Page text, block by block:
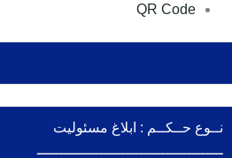
QR Code
نــوع حــکــم : ابلاغ مسئولیت
ــــــــــــــــــــــــــــــــــــــــــ